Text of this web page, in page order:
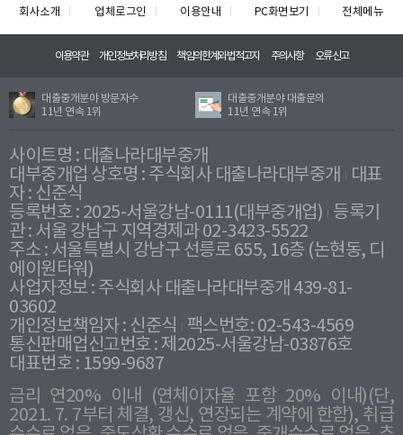
회사소개 업체로그인 이용안내 PC화면보기 전체메뉴
이용약관 개인정보처리방침 책임의한계와법적고지 주의사항 오류신고
대출중개분야 방문자수
11년 연속 1위
대출중개분야 대출문의
11년 연속 1위
사이트명 : 대출나라대부중개
대부중개업 상호명 : 주식회사 대출나라대부중개
대표
자 : 신준식
등록번호 : 2025-서울강남-0111(대부중개업) 등록기
관 : 서울 강남구 지역경제과 02-3423-5522
주소 : 서울특별시 강남구 선릉로 655, 16층 (논현동, 디
에이원타워)
사업자정보 : 주식회사 대출나라대부중개 439-81-
03602
개인정보책임자 : 신준식
팩스번호: 02-543-4569
통신판매업신고번호 : 제2025-서울강남-03876호
대표번호 : 1599-9687
금리 연20% 이내 (연체이자율 포함 20% 이내)(단,
2021. 7. 7부터 체결, 갱신, 연장되는 계약에 한함), 취급